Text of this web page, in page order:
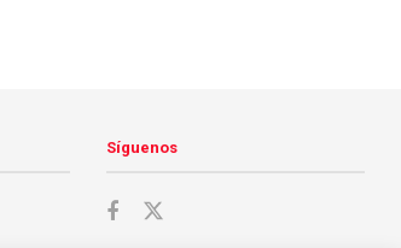
Síguenos